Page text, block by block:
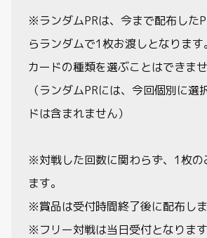
※ランダムPRは、今まで配布した
らランダムで1枚お渡しとなりま
カードの種類を選ぶことはできませ
（ランダムPRには、今回個別に選
ドは含まれません）
※対戦した回数に関わらず、1枚の
ます。
※賞品は受付時間終了後に配布しま
※フリー対戦は当日受付となりま